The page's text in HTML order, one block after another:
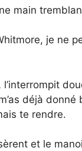
main
je ne
déjà donné
te rendre.
et le